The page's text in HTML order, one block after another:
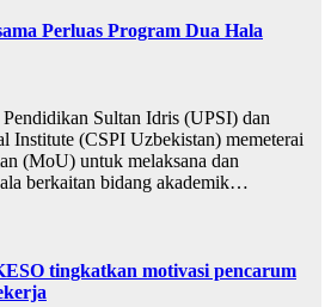
Perluas Program Dua Hala
Sultan Idris (UPSI) dan
Institute (CSPI Uzbekistan) memeterai
(MoU) untuk melaksana dan
berkaitan bidang akademik…
tingkatkan motivasi pencarum